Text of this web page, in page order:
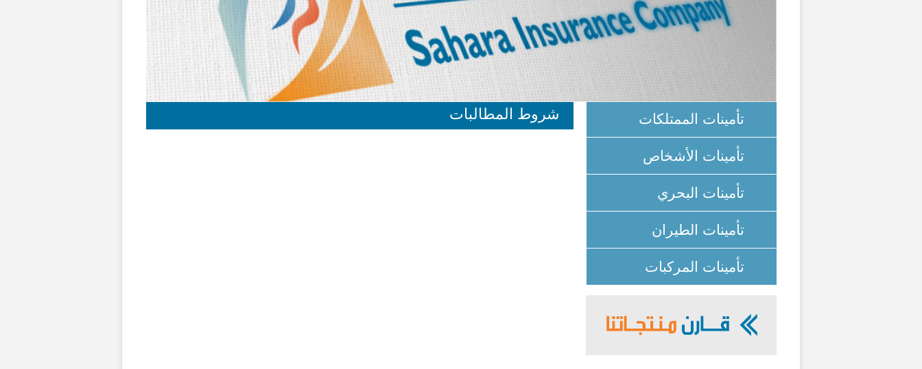
تأمينات الممتلكات
تأمينات الأشخاص
تأمينات البحري
تأمينات الطيران
تأمينات المركبات
شروط المطالبات